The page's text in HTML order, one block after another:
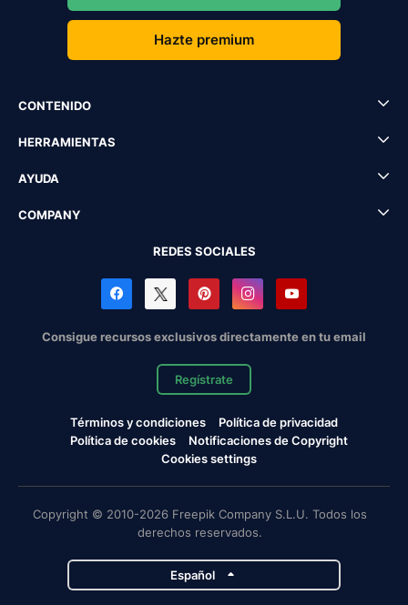
Hazte premium
CONTENIDO
HERRAMIENTAS
AYUDA
COMPANY
REDES SOCIALES
Consigue recursos exclusivos directamente en tu email
Regístrate
Términos y condiciones
Política de privacidad
Política de cookies
Notificaciones de Copyright
Cookies settings
Copyright © 2010-2026 Freepik Company S.L.U. Todos los
derechos reservados.
Español